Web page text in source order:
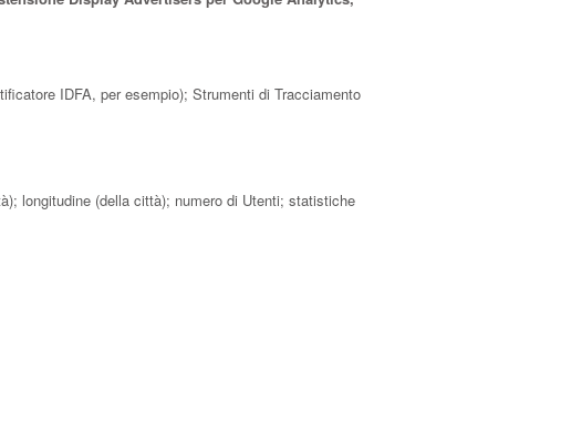
IDFA, per esempio); Strumenti di Tracciamento
longitudine (della città); numero di Utenti; statistiche